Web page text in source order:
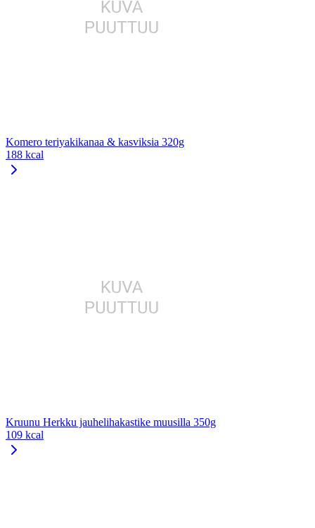
Komero teriyakikanaa & kasviksia 320g
188 kcal
Kruunu Herkku jauhelihakastike muusilla 350g
109 kcal